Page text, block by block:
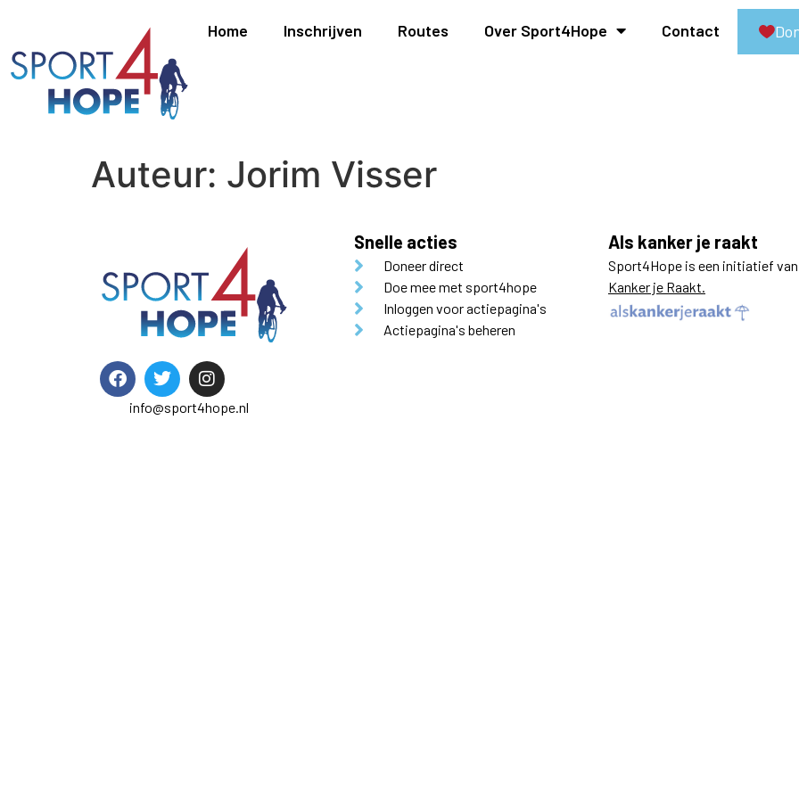
Home Inschrijven Routes Over Sport4Hope Contact
Auteur: Jorim Visser
info@sport4hope.nl
Snelle acties
Doneer direct
Doe mee met sport4hope
Inloggen voor actiepagina's
Actiepagina's beheren
Als kanker je raakt
Sport4Hope is een initiatief van
Kanker je Raakt.